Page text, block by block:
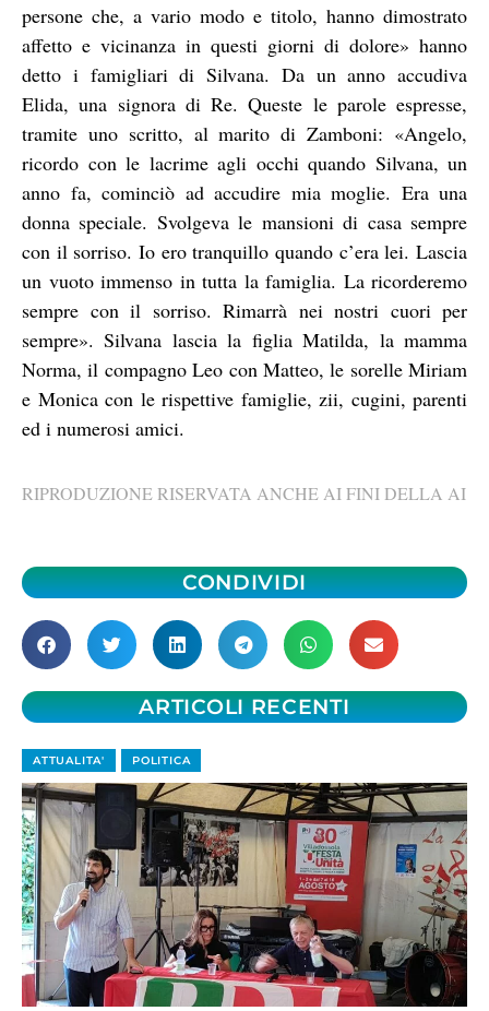
persone che, a vario modo e titolo, hanno dimostrato
affetto e vicinanza in questi giorni di dolore» hanno
detto i famigliari di Silvana. Da un anno accudiva
Elida, una signora di Re. Queste le parole espresse,
tramite uno scritto, al marito di Zamboni: «Angelo,
ricordo con le lacrime agli occhi quando Silvana, un
anno fa, cominciò ad accudire mia moglie. Era una
donna speciale. Svolgeva le mansioni di casa sempre
con il sorriso. Io ero tranquillo quando c’era lei. Lascia
un vuoto immenso in tutta la famiglia. La ricorderemo
sempre con il sorriso. Rimarrà nei nostri cuori per
sempre». Silvana lascia la figlia Matilda, la mamma
Norma, il compagno Leo con Matteo, le sorelle Miriam
e Monica con le rispettive famiglie, zii, cugini, parenti
ed i numerosi amici.
RIPRODUZIONE RISERVATA ANCHE AI FINI DELLA AI
CONDIVIDI
ARTICOLI RECENTI
ATTUALITA' POLITICA